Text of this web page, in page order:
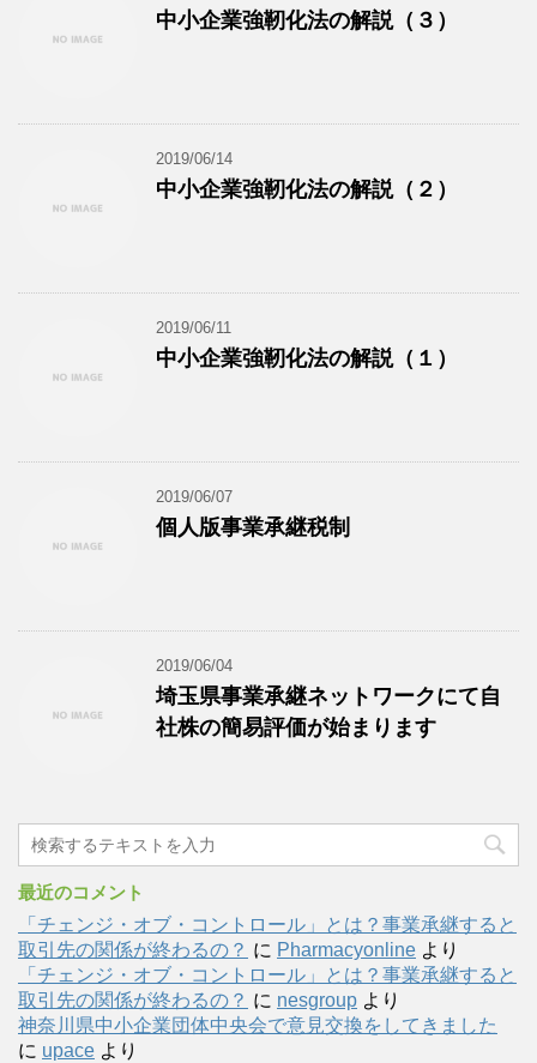
中小企業強靭化法の解説（３）
2019/06/14
中小企業強靭化法の解説（２）
2019/06/11
中小企業強靭化法の解説（１）
2019/06/07
個人版事業承継税制
2019/06/04
埼玉県事業承継ネットワークにて自
社株の簡易評価が始まります
最近のコメント
「チェンジ・オブ・コントロール」とは？事業承継すると
取引先の関係が終わるの？ に Pharmacyonline より
「チェンジ・オブ・コントロール」とは？事業承継すると
取引先の関係が終わるの？ に nesgroup より
神奈川県中小企業団体中央会で意見交換をしてきました
に upace より